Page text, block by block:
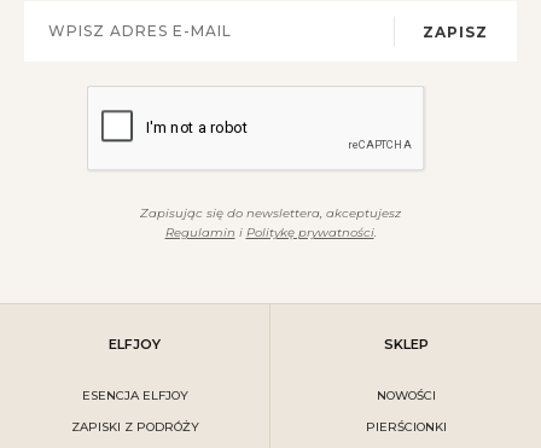
ZAPISZ
Zapisując się do newslettera, akceptujesz
Regulamin i Politykę prywatności.
ELFJOY
ESENCJA ELFJOY
ZAPISKI Z PODRÓŻY
SKLEP
NOWOŚCI
PIERŚCIONKI